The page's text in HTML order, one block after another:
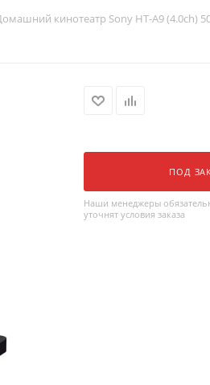
кинотеатр Sony HT-A9 (4.0ch)
ПОД
Наши менеджеры
уточнят условия заказа